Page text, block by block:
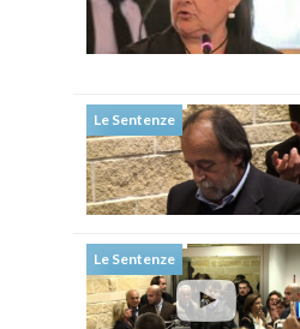
Le Sentenze
Le Sentenze